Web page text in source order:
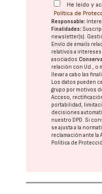
He leído y
Política de
Responsable:
Finalidades:
newsletter(s).
Envío de emails
relativos a
asociados.
relación con Ud., o
llevar a cabo las
Los datos pueden
grupo por motivos
Acceso,
portabilidad,
decisiones
nuestro DPD. Si
se ajusta a la
reclamación ante la
Política de